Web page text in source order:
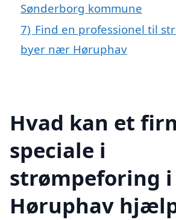
Sønderborg kommune
7) Find en professionel til
byer nær Høruphav
Hvad kan et
speciale i
strømpeforing i
Høruphav